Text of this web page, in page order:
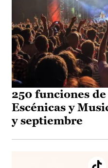
250 funciones
Escénicas y
y septiembre